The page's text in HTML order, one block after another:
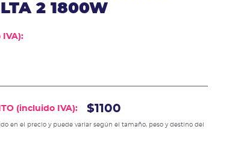
2 1800W
IVA):
(incluido IVA): $1100
en el precio y puede variar según el tamaño, peso y destino del